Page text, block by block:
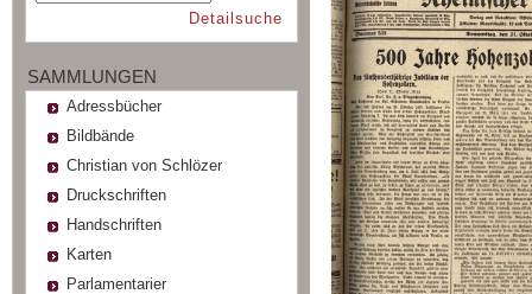
Detailsuche
SAMMLUNGEN
Adressbücher
Bildbände
Christian von Schlözer
Druckschriften
Handschriften
Karten
Parlamentarier